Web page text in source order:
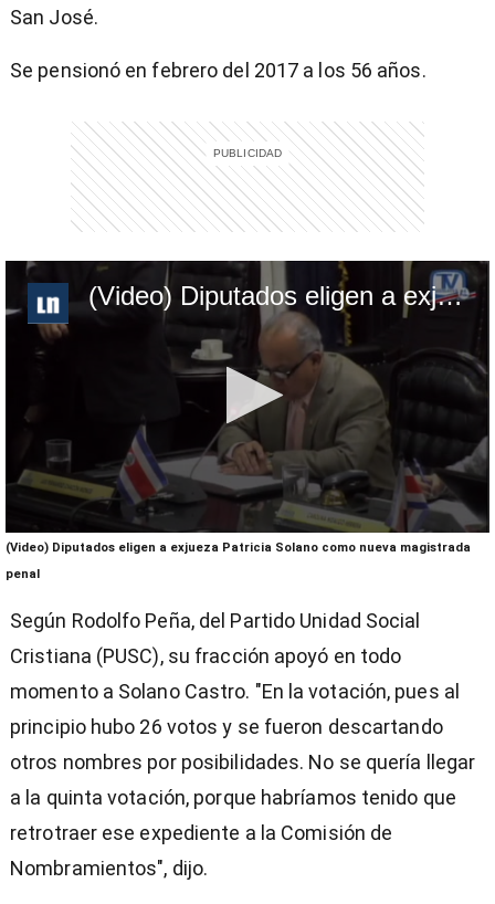
San José.
Se pensionó en febrero del 2017 a los 56 años.
(Video) Diputados eligen a exjueza Patricia Solano como nueva magistrada penal
0
seconds
of
seconds
(Video) Diputados eligen a exjueza Patricia Solano como nueva magistrada
penal
Según Rodolfo Peña, del Partido Unidad Social
Cristiana (PUSC), su fracción apoyó en todo
momento a Solano Castro. "En la votación, pues al
principio hubo 26 votos y se fueron descartando
otros nombres por posibilidades. No se quería llegar
a la quinta votación, porque habríamos tenido que
retrotraer ese expediente a la Comisión de
Nombramientos", dijo.